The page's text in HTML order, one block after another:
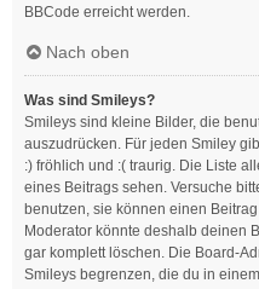
BBCode erreicht werden.
Nach oben
Was sind Smileys?
Smileys sind kleine Bilder, die
auszudrücken. Für jeden Smiley
:) fröhlich und :( traurig. Die Liste
eines Beitrags sehen. Versuche
benutzen, sie können einen
Moderator könnte deshalb deinen
gar komplett löschen. Die Board-
Smileys begrenzen, die du in